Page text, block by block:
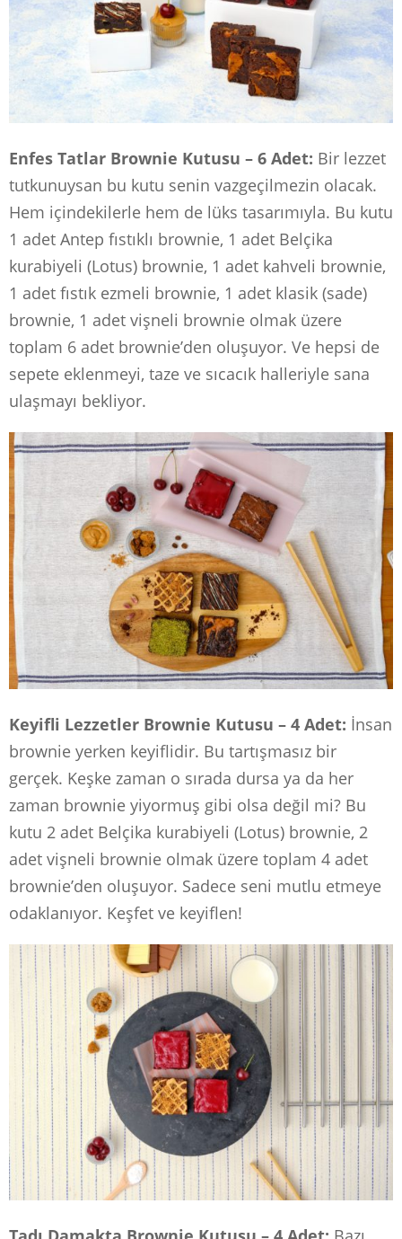
Enfes Tatlar Brownie Kutusu – 6 Adet: Bir lezzet
tutkunuysan bu kutu senin vazgeçilmezin olacak.
Hem içindekilerle hem de lüks tasarımıyla. Bu kutu
1 adet Antep fıstıklı brownie, 1 adet Belçika
kurabiyeli (Lotus) brownie, 1 adet kahveli brownie,
1 adet fıstık ezmeli brownie, 1 adet klasik (sade)
brownie, 1 adet vişneli brownie olmak üzere
toplam 6 adet brownie’den oluşuyor. Ve hepsi de
sepete eklenmeyi, taze ve sıcacık halleriyle sana
ulaşmayı bekliyor.
Keyifli Lezzetler Brownie Kutusu – 4 Adet: İnsan
brownie yerken keyiflidir. Bu tartışmasız bir
gerçek. Keşke zaman o sırada dursa ya da her
zaman brownie yiyormuş gibi olsa değil mi? Bu
kutu 2 adet Belçika kurabiyeli (Lotus) brownie, 2
adet vişneli brownie olmak üzere toplam 4 adet
brownie’den oluşuyor. Sadece seni mutlu etmeye
odaklanıyor. Keşfet ve keyiflen!